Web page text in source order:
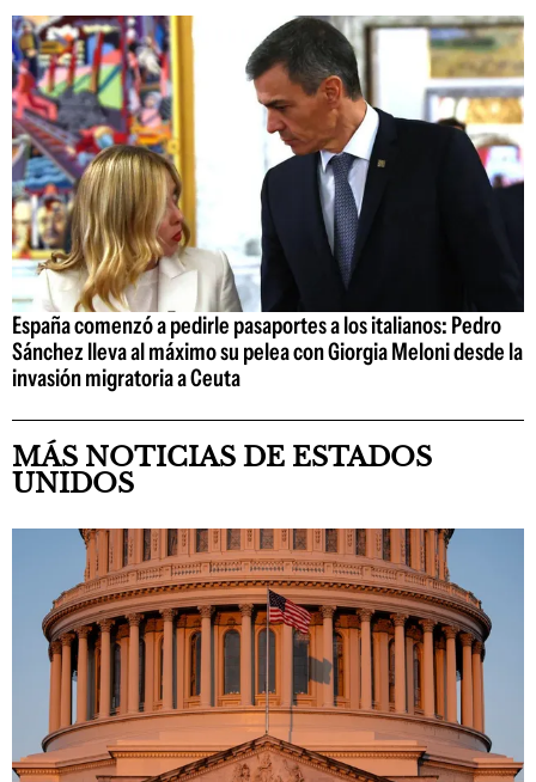
España comenzó a pedirle pasaportes a los italianos: Pedro
Sánchez lleva al máximo su pelea con Giorgia Meloni desde la
invasión migratoria a Ceuta
MÁS NOTICIAS DE ESTADOS
UNIDOS